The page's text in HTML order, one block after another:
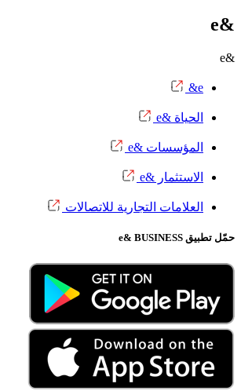
&e
&e
e&
الحياة &e
المؤسسات &e
الاستثمار &e
العلامات التجارية للاتصالات
حمّل تطبيق e& BUSINESS